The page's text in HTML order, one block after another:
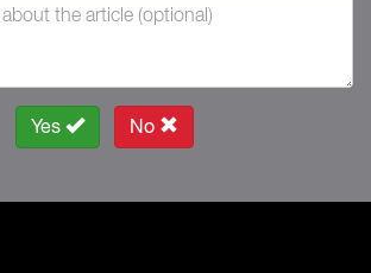
Yes No